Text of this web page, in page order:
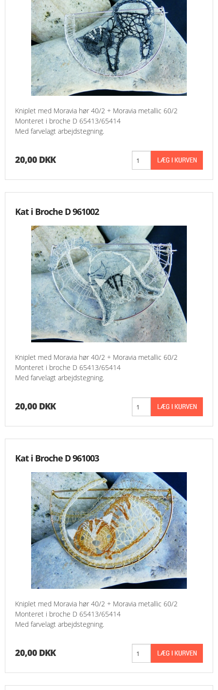
Kniplet med Moravia hør 40/2 + Moravia metallic 60/2
Monteret i broche D 65413/65414
Med farvelagt arbejdstegning.
20,00 DKK
Kat i Broche D 961002
Kniplet med Moravia hør 40/2 + Moravia metallic 60/2
Monteret i broche D 65413/65414
Med farvelagt arbejdstegning.
20,00 DKK
Kat i Broche D 961003
Kniplet med Moravia hør 40/2 + Moravia metallic 60/2
Monteret i broche D 65413/65414
Med farvelagt arbejdstegning.
20,00 DKK